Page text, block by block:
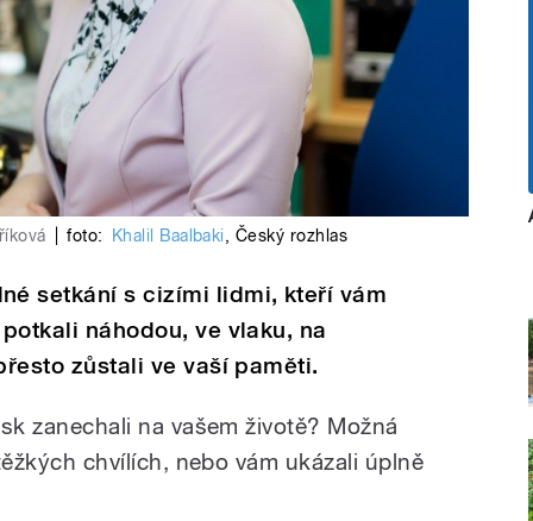
foto: Khalil Baalbaki, Český rozhlas
setkání s cizími lidmi, kteří vám
náhodou, ve vlaku, na
zůstali ve vaší paměti.
zanechali na vašem životě? Možná
chvílích, nebo vám ukázali úplně